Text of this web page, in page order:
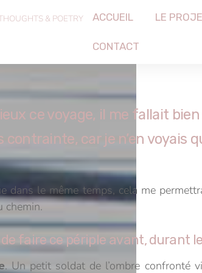
& POETRY ACCUEIL LE
CONTACT
ce voyage, il me fallait
contrainte, car je n’en voyais
dans le même temps, cela me
chemin.
faire ce périple avant, durant
. Un petit soldat de l’ombre confronté